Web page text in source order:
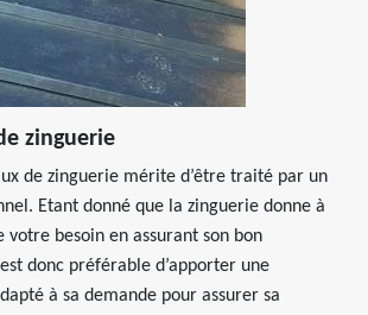
zinguerie
de zinguerie mérite d’être traité par un
Etant donné que la zinguerie donne à
besoin en assurant son bon
donc préférable d’apporter une
à sa demande pour assurer sa